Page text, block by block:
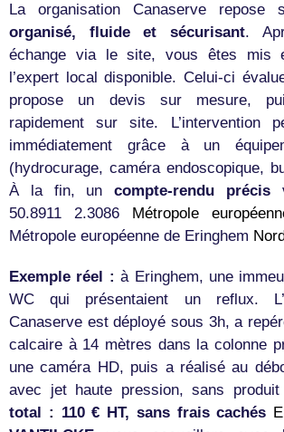
La organisation Canaserve repose
organisé, fluide et sécurisant.
échange via le site, vous êtes mis
l’expert local disponible. Celui-ci
propose un devis sur mesure,
rapidement sur site. L’intervention
immédiatement grâce à un
(hydrocurage, caméra endoscopique,
À la fin, un compte-rendu précis
50.8911 2.3086
Métropole
Métropole européenne de Eringhem Nord
Exemple réel : à Eringhem, une
WC qui présentaient un reflux.
Canaserve est déployé sous 3h, a
calcaire à 14 mètres dans la colonne
une caméra HD, puis a réalisé au
avec jet haute pression, sans produit
total : 110 € HT, sans frais cachés